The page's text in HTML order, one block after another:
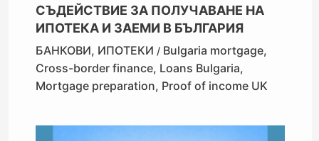
СЪДЕЙСТВИЕ ЗА ПОЛУЧАВАНЕ НА
ИПОТЕКА И ЗАЕМИ В БЪЛГАРИЯ
БАНКОВИ, ИПОТЕКИ / Bulgaria mortgage,
Cross-border finance, Loans Bulgaria,
Mortgage preparation, Proof of income UK